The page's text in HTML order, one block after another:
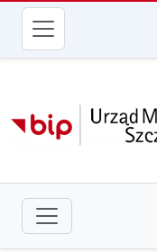
przejdź do